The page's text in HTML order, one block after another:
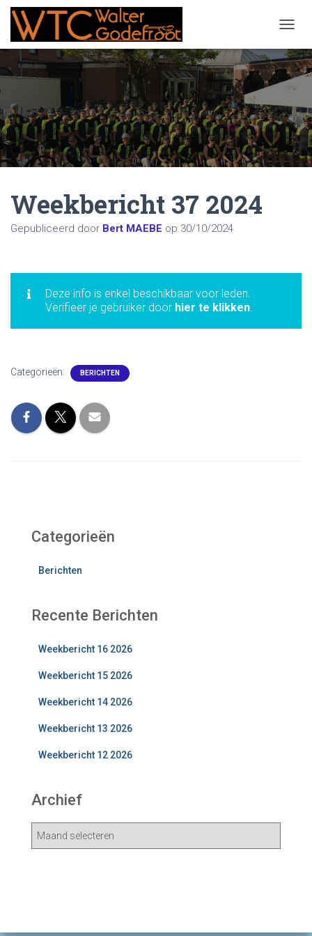
Weekbericht 37 2024
Gepubliceerd door Bert MAEBE op 30/10/2024
Deze info is enkel beschikbaar voor leden.
Verifieer je gebruiker door hier te klikken.
Categorieën: BERICHTEN
Categorieën
Berichten
Recente Berichten
Weekbericht 16 2026
Weekbericht 15 2026
Weekbericht 14 2026
Weekbericht 13 2026
Weekbericht 12 2026
Archief